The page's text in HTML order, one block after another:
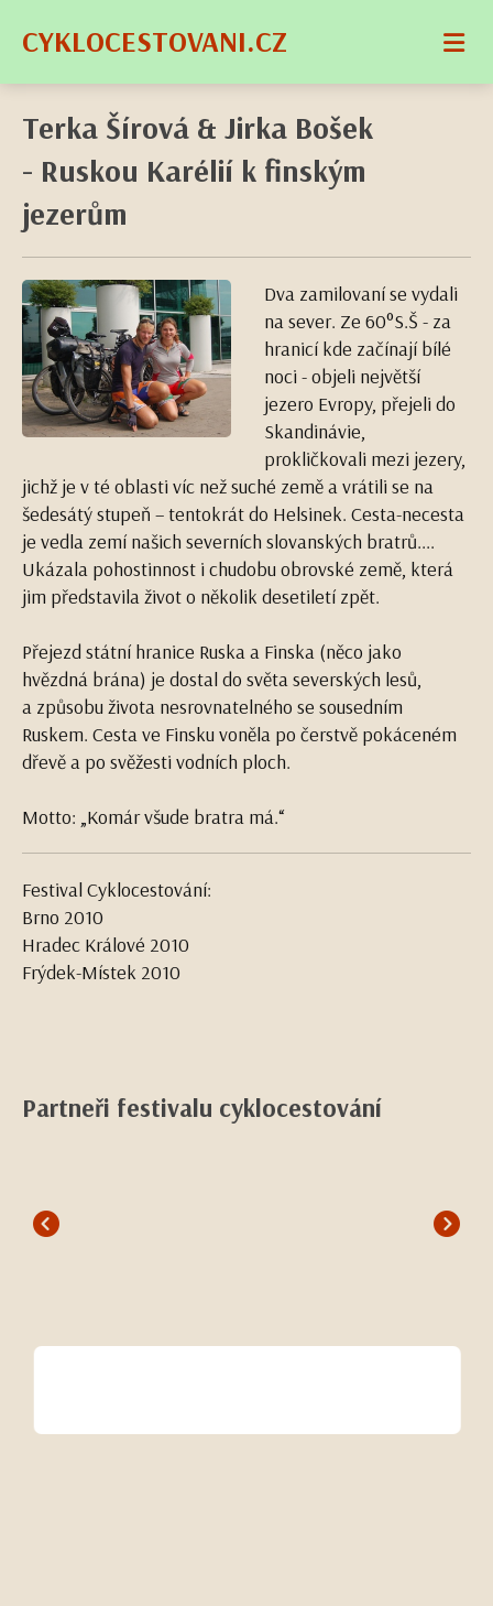
CYKLOCESTOVANI.CZ
Terka Šírová & Jirka Bošek
- Ruskou Karélií k finským
jezerům
Dva zamilovaní se vydali
na sever. Ze 60°S.Š - za
hranicí kde začínají bílé
noci - objeli největší
jezero Evropy, přejeli do
Skandinávie,
prokličkovali mezi jezery,
jichž je v té oblasti víc než suché země a vrátili se na
šedesátý stupeň – tentokrát do Helsinek. Cesta-necesta
je vedla zemí našich severních slovanských bratrů....
Ukázala pohostinnost i chudobu obrovské země, která
jim představila život o několik desetiletí zpět.
Přejezd státní hranice Ruska a Finska (něco jako
hvězdná brána) je dostal do světa severských lesů,
a způsobu života nesrovnatelného se sousedním
Ruskem. Cesta ve Finsku voněla po čerstvě pokáceném
dřevě a po svěžesti vodních ploch.
Motto: „Komár všude bratra má.“
Festival Cyklocestování:
Brno 2010
Hradec Králové 2010
Frýdek-Místek 2010
Partneři festivalu cyklocestování